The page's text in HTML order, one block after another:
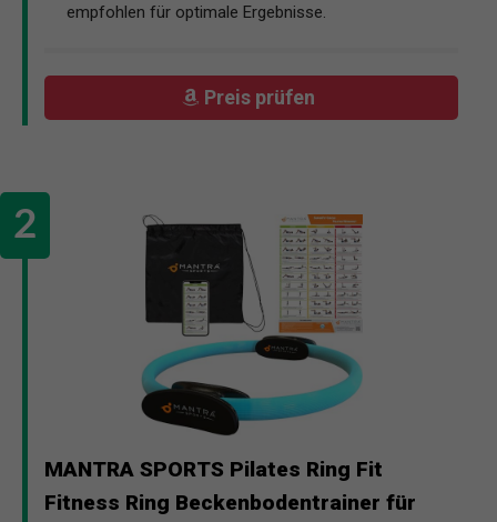
empfohlen für optimale Ergebnisse.
Preis prüfen
MANTRA SPORTS Pilates Ring Fit
Fitness Ring Beckenbodentrainer für